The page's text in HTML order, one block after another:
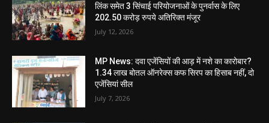
लिंक समेत 3 सिंचाई परियोजनाओं के पुनर्वास के लिए
202.50 करोड़ रुपये अतिरिक्त मंजूर
July 12, 2026
MP News: दवा एजेंसियों की आड़ में नशे का कारोबार?
1.34 लाख बोतल ऑनरेक्स कफ सिरप का हिसाब नहीं, दो
एजेंसियां सील
July 7, 2026